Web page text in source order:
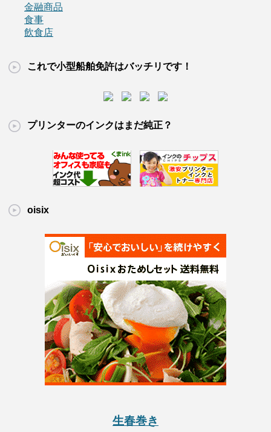
金融商品
食事
飲食店
これで小型船舶免許はバッチリです！
プリンターのインクはまだ純正？
oisix
生春巻き